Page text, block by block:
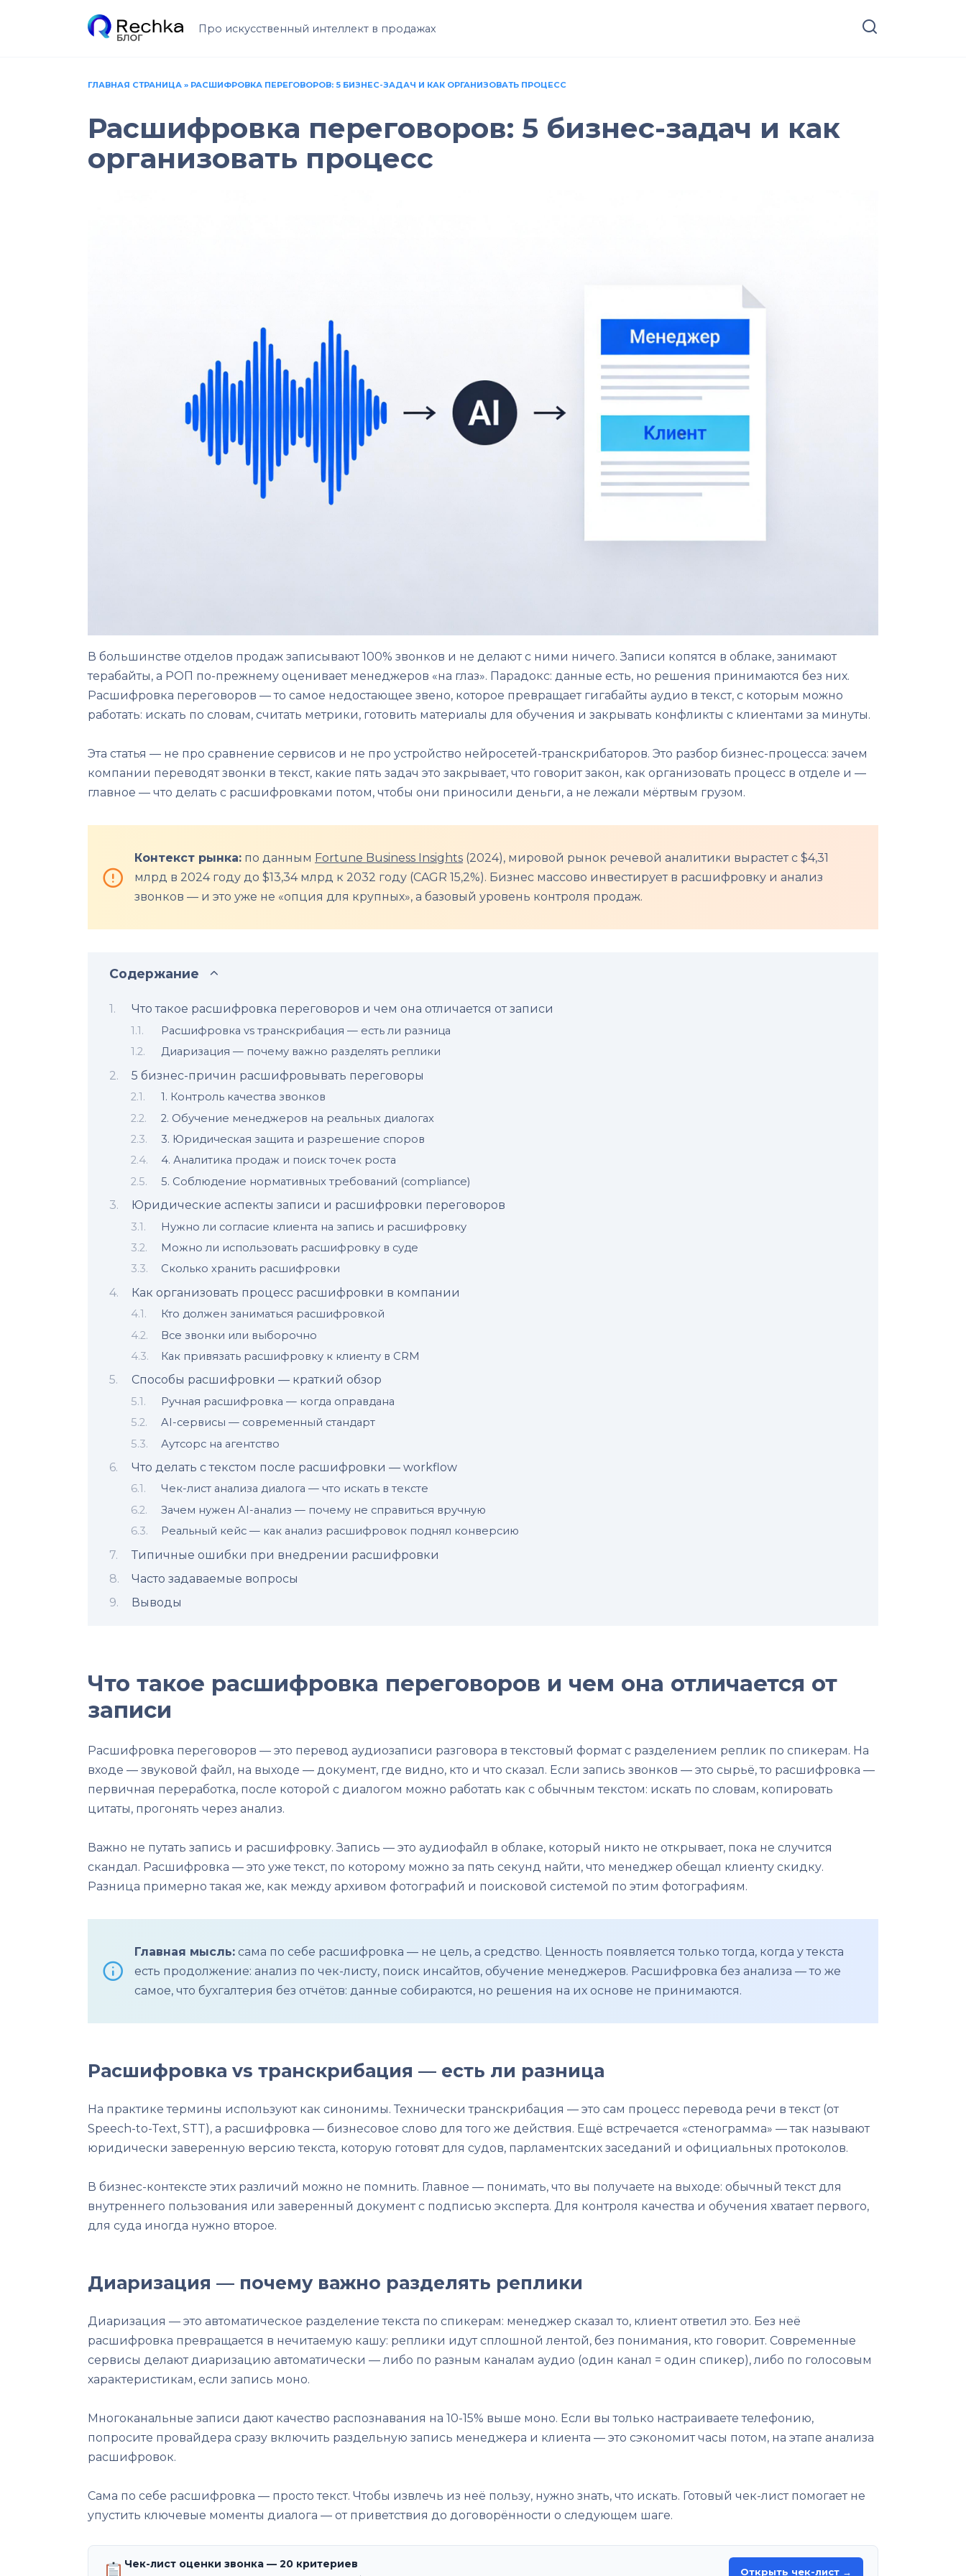
Про искусственный интеллект в продажах
ГЛАВНАЯ СТРАНИЦА » РАСШИФРОВКА ПЕРЕГОВОРОВ: 5 БИЗНЕС-ЗАДАЧ И КАК ОРГАНИЗОВАТЬ ПРОЦЕСС
Расшифровка переговоров: 5 бизнес-задач и как
организовать процесс
В большинстве отделов продаж записывают 100% звонков и не делают с ними ничего. Записи копятся в облаке, занимают
терабайты, а РОП по-прежнему оценивает менеджеров «на глаз». Парадокс: данные есть, но решения принимаются без них.
Расшифровка переговоров — то самое недостающее звено, которое превращает гигабайты аудио в текст, с которым можно
работать: искать по словам, считать метрики, готовить материалы для обучения и закрывать конфликты с клиентами за минуты.
Эта статья — не про сравнение сервисов и не про устройство нейросетей-транскрибаторов. Это разбор бизнес-процесса: зачем
компании переводят звонки в текст, какие пять задач это закрывает, что говорит закон, как организовать процесс в отделе и —
главное — что делать с расшифровками потом, чтобы они приносили деньги, а не лежали мёртвым грузом.
Контекст рынка: по данным Fortune Business Insights (2024), мировой рынок речевой аналитики вырастет с $4,31
млрд в 2024 году до $13,34 млрд к 2032 году (CAGR 15,2%). Бизнес массово инвестирует в расшифровку и анализ
звонков — и это уже не «опция для крупных», а базовый уровень контроля продаж.
Содержание
Что такое расшифровка переговоров и чем она отличается от записи
Расшифровка vs транскрибация — есть ли разница
Диаризация — почему важно разделять реплики
5 бизнес-причин расшифровывать переговоры
1. Контроль качества звонков
2. Обучение менеджеров на реальных диалогах
3. Юридическая защита и разрешение споров
4. Аналитика продаж и поиск точек роста
5. Соблюдение нормативных требований (compliance)
Юридические аспекты записи и расшифровки переговоров
Нужно ли согласие клиента на запись и расшифровку
Можно ли использовать расшифровку в суде
Сколько хранить расшифровки
Как организовать процесс расшифровки в компании
Кто должен заниматься расшифровкой
Все звонки или выборочно
Как привязать расшифровку к клиенту в CRM
Способы расшифровки — краткий обзор
Ручная расшифровка — когда оправдана
AI-сервисы — современный стандарт
Аутсорс на агентство
Что делать с текстом после расшифровки — workflow
Чек-лист анализа диалога — что искать в тексте
Зачем нужен AI-анализ — почему не справиться вручную
Реальный кейс — как анализ расшифровок поднял конверсию
Типичные ошибки при внедрении расшифровки
Часто задаваемые вопросы
Выводы
Что такое расшифровка переговоров и чем она отличается от
записи
Расшифровка переговоров — это перевод аудиозаписи разговора в текстовый формат с разделением реплик по спикерам. На
входе — звуковой файл, на выходе — документ, где видно, кто и что сказал. Если запись звонков — это сырьё, то расшифровка —
первичная переработка, после которой с диалогом можно работать как с обычным текстом: искать по словам, копировать
цитаты, прогонять через анализ.
Важно не путать запись и расшифровку. Запись — это аудиофайл в облаке, который никто не открывает, пока не случится
скандал. Расшифровка — это уже текст, по которому можно за пять секунд найти, что менеджер обещал клиенту скидку.
Разница примерно такая же, как между архивом фотографий и поисковой системой по этим фотографиям.
Главная мысль: сама по себе расшифровка — не цель, а средство. Ценность появляется только тогда, когда у текста
есть продолжение: анализ по чек-листу, поиск инсайтов, обучение менеджеров. Расшифровка без анализа — то же
самое, что бухгалтерия без отчётов: данные собираются, но решения на их основе не принимаются.
Расшифровка vs транскрибация — есть ли разница
На практике термины используют как синонимы. Технически транскрибация — это сам процесс перевода речи в текст (от
Speech-to-Text, STT), а расшифровка — бизнесовое слово для того же действия. Ещё встречается «стенограмма» — так называют
юридически заверенную версию текста, которую готовят для судов, парламентских заседаний и официальных протоколов.
В бизнес-контексте этих различий можно не помнить. Главное — понимать, что вы получаете на выходе: обычный текст для
внутреннего пользования или заверенный документ с подписью эксперта. Для контроля качества и обучения хватает первого,
для суда иногда нужно второе.
Диаризация — почему важно разделять реплики
Диаризация — это автоматическое разделение текста по спикерам: менеджер сказал то, клиент ответил это. Без неё
расшифровка превращается в нечитаемую кашу: реплики идут сплошной лентой, без понимания, кто говорит. Современные
сервисы делают диаризацию автоматически — либо по разным каналам аудио (один канал = один спикер), либо по голосовым
характеристикам, если запись моно.
Многоканальные записи дают качество распознавания на 10-15% выше моно. Если вы только настраиваете телефонию,
попросите провайдера сразу включить раздельную запись менеджера и клиента — это сэкономит часы потом, на этапе анализа
расшифровок.
Сама по себе расшифровка — просто текст. Чтобы извлечь из неё пользу, нужно знать, что искать. Готовый чек-лист помогает не
упустить ключевые моменты диалога — от приветствия до договорённости о следующем шаге.
Чек-лист оценки звонка — 20 критериев
Открыть чек-лист →